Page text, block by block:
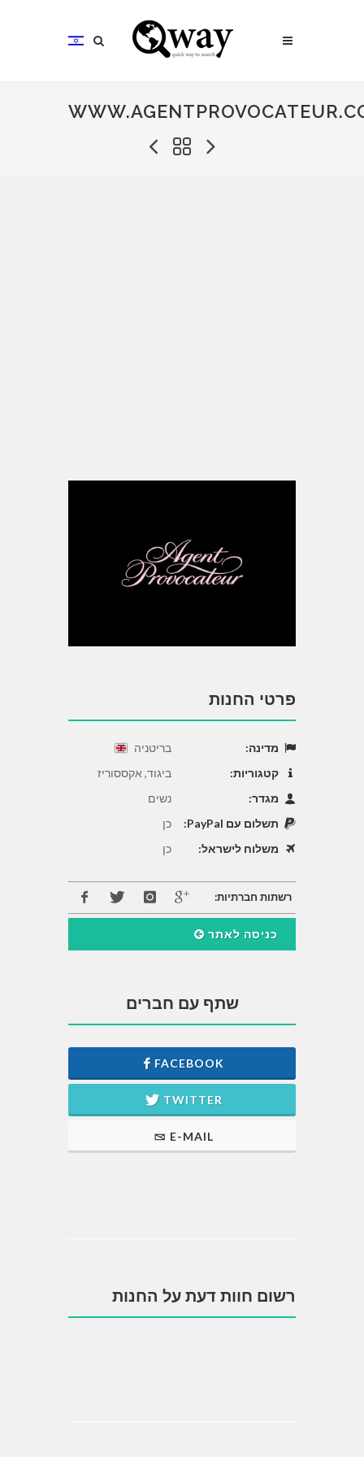
פרטי החנות
מדינה:
בריטניה
קטגוריות:
ביגוד, אקססוריז
מגדר:
נשים
תשלום עם PayPal:
כן
משלוח לישראל:
כן
רשתות חברתיות:
כניסה לאתר
שתף עם חברים
FACEBOOK
TWITTER
E-MAIL
רשום חוות דעת על החנות